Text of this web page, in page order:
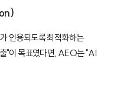
인용되도록 최적화하는
"이 목표였다면, AEO는 "AI